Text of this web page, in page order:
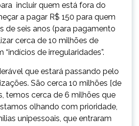
incluir quem está fora do
a pagar R$ 150 para quem
de seis anos (para pagamento
cerca de 10 milhões de
de irregularidades”.
que estará passando pelo
São cerca 10 milhões [de
temos cerca de 6 milhões que
olhando com prioridade,
unipessoais, que entraram